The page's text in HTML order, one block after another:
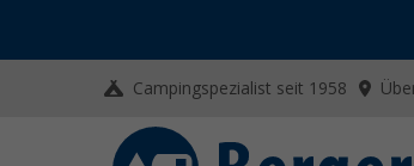
Campingspezialist seit 1958